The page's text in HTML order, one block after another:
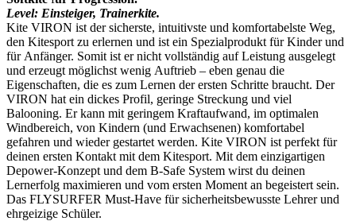
Level: Einsteiger, Trainerkite.
Kite VIRON ist der sicherste, intuitivste und komfortabelste Weg,
den Kitesport zu erlernen und ist ein Spezialprodukt für Kinder und
für Anfänger. Somit ist er nicht vollständig auf Leistung ausgelegt
und erzeugt möglichst wenig Auftrieb – eben genau die
Eigenschaften, die es zum Lernen der ersten Schritte braucht. Der
VIRON hat ein dickes Profil, geringe Streckung und viel
Balooning. Er kann mit geringem Kraftaufwand, im optimalen
Windbereich, von Kindern (und Erwachsenen) komfortabel
gefahren und wieder gestartet werden. Kite VIRON ist perfekt für
deinen ersten Kontakt mit dem Kitesport. Mit dem einzigartigen
Depower-Konzept und dem B-Safe System wirst du deinen
Lernerfolg maximieren und vom ersten Moment an begeistert sein.
Das FLYSURFER Must-Have für sicherheitsbewusste Lehrer und
ehrgeizige Schüler.